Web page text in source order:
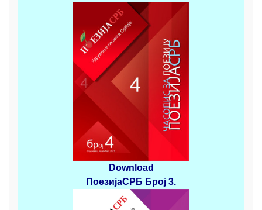
Download
ПоезијаСРБ Број 3.